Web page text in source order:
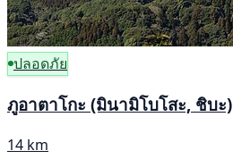
ปลอดภัย
ภูอาตาโกะ (มินามิโบโสะ, ชิบะ)
14 km